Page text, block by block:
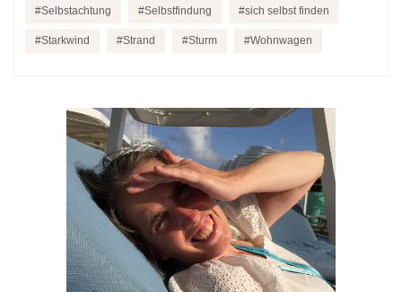
Selbstachtung Selbstfindung sich selbst finden
Starkwind Strand Sturm Wohnwagen